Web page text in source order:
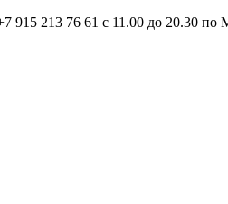
915 213 76 61 c 11.00 до 20.30